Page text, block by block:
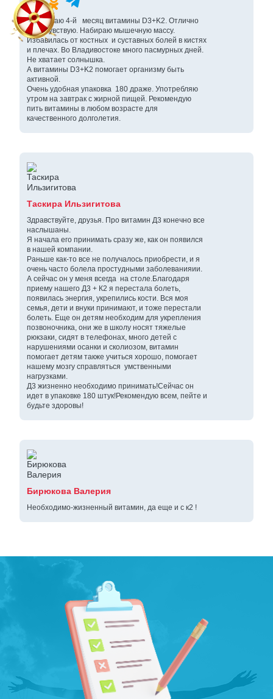
Принимаю 4-й месяц витамины D3+K2. Отлично
себя чувствую. Набираю мышечную массу.
Избавилась от костных и суставных болей в кистях
и плечах. Во Владивостоке много пасмурных дней.
Не хватает солнышка.
А витамины D3+K2 помогает организму быть
активной.
Очень удобная упаковка 180 драже. Употребляю
утром на завтрак с жирной пищей. Рекомендую
пить витамины в любом возрасте для
качественного долголетия.
Таскира Ильзигитова
Здравствуйте, друзья. Про витамин Д3 конечно все
наслышаны.
Я начала его принимать сразу же, как он появился
в нашей компании.
Раньше как-то все не получалось приобрести, и я
очень часто болела простудными заболеванияии.
А сейчас он у меня всегда на столе.Благодаря
приему нашего Д3 + К2 я перестала болеть,
появилась энергия, укрепились кости. Вся моя
семья, дети и внуки принимают, и тоже перестали
болеть. Еще он детям необходим для укрепления
позвоночника, они же в школу носят тяжелые
рюкзаки, сидят в телефонах, много детей с
нарушениями осанки и сколиозом, витамин
помогает детям также учиться хорошо, помогает
нашему мозгу справляться умственными
нагрузками.
Д3 жизненно необходимо принимать!Сейчас он
идет в упаковке 180 штук!Рекомендую всем, пейте и
будьте здоровы!
Бирюкова Валерия
Необходимо-жизненный витамин, да еще и с к2 !